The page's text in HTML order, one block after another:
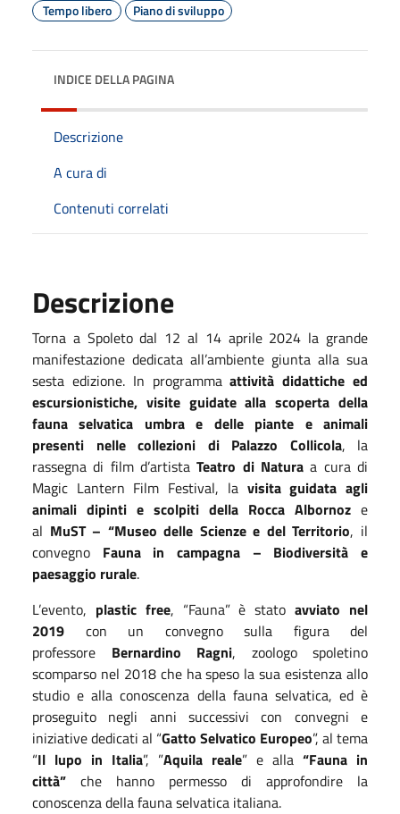
Tempo libero Piano di sviluppo
INDICE DELLA PAGINA
Descrizione
A cura di
Contenuti correlati
Descrizione
Torna a Spoleto dal 12 al 14 aprile 2024 la grande
manifestazione dedicata all’ambiente giunta alla sua
sesta edizione. In programmaattività didattiche ed
escursionistiche, visite guidate alla scoperta della
fauna selvatica umbrae delle piante e animali
presenti nelle collezioni di Palazzo Collicola, la
rassegna di film d’artistaTeatro di Natura a cura di
Magic Lantern Film Festival, la visita guidata agli
animali dipinti e scolpiti della Rocca Albornoz e
al MuST – “Museo delle Scienze e del Territorio, il
convegno Fauna in campagna – Biodiversità e
paesaggio rurale.
L’evento, plastic free, “Fauna” è statoavviato nel
2019 con un convegno sulla figura del
professore Bernardino Ragni, zoologo spoletino
scomparso nel 2018 che ha speso la sua esistenza allo
studio e alla conoscenza della fauna selvatica, ed è
proseguito negli anni successivi con convegni e
iniziative dedicati al “Gatto Selvatico Europeo”, al tema
“Il lupo in Italia”, ”Aquila reale” e alla “Fauna in
città” che hanno permesso di approfondire la
conoscenza della fauna selvatica italiana.